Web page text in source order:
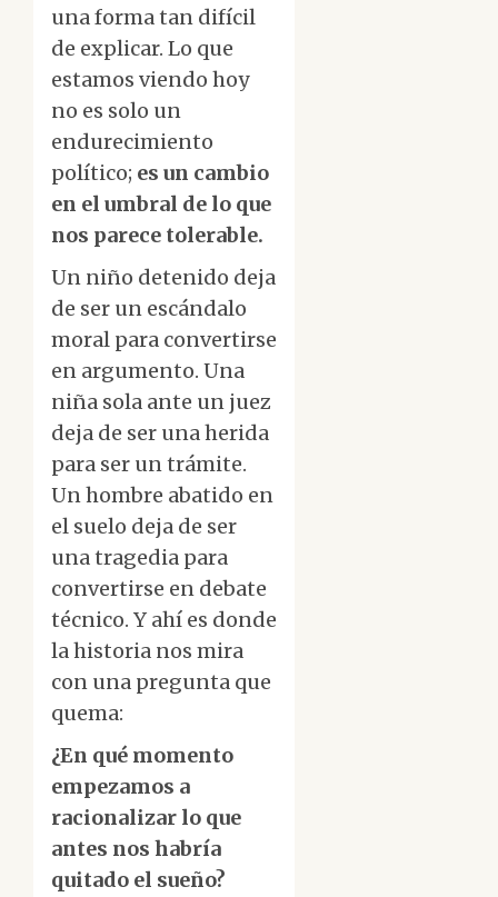
una forma tan difícil
de explicar. Lo que
estamos viendo hoy
no es solo un
endurecimiento
político; es un cambio
en el umbral de lo que
nos parece tolerable.
Un niño detenido deja
de ser un escándalo
moral para convertirse
en argumento. Una
niña sola ante un juez
deja de ser una herida
para ser un trámite.
Un hombre abatido en
el suelo deja de ser
una tragedia para
convertirse en debate
técnico. Y ahí es donde
la historia nos mira
con una pregunta que
quema:
¿En qué momento
empezamos a
racionalizar lo que
antes nos habría
quitado el sueño?